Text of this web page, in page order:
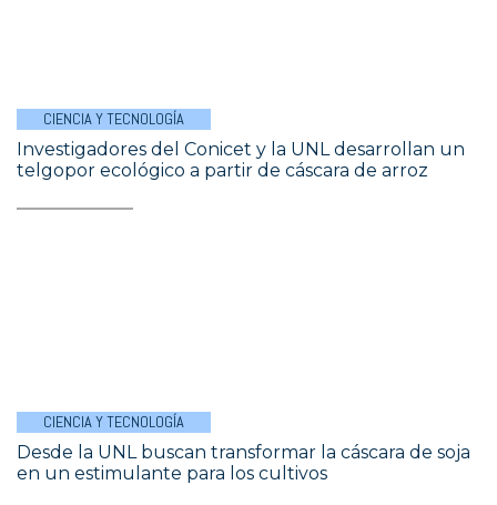
CIENCIA Y TECNOLOGÍA
Investigadores del Conicet y la UNL desarrollan un
telgopor ecológico a partir de cáscara de arroz
CIENCIA Y TECNOLOGÍA
Desde la UNL buscan transformar la cáscara de soja
en un estimulante para los cultivos